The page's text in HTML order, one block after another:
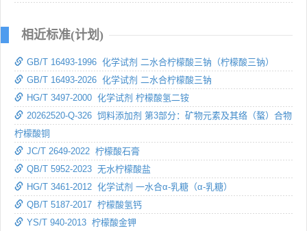
相近标准(计划)
GB/T 16493-1996 化学试剂 二水合柠檬酸三钠（柠檬酸三钠）
GB/T 16493-2026 化学试剂 二水合柠檬酸三钠
HG/T 3497-2000 化学试剂 柠檬酸氢二铵
20262520-Q-326 饲料添加剂 第3部分：矿物元素及其络（螯）合物
柠檬酸铜
JC/T 2649-2022 柠檬酸石膏
QB/T 5952-2023 无水柠檬酸盐
HG/T 3461-2012 化学试剂 一水合α-乳糖（α-乳糖）
QB/T 5187-2017 柠檬酸氢钙
YS/T 940-2013 柠檬酸金钾